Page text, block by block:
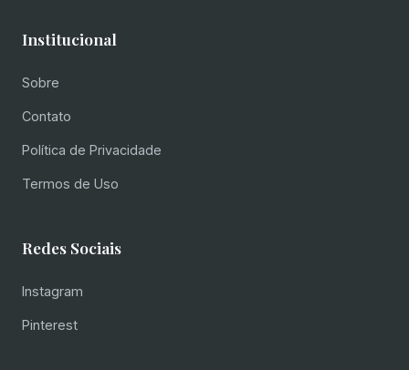
Institucional
Sobre
Contato
Política de Privacidade
Termos de Uso
Redes Sociais
Instagram
Pinterest